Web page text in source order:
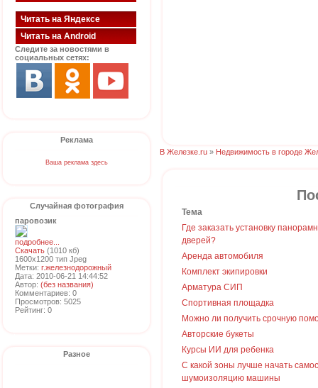
Читать на Яндексе
Читать на Android
Следите за новостями в
социальных сетях:
Реклама
Ваша реклама здесь
Случайная фотография
паровозик
подробнее...
Скачать (1010 кб)
1600x1200 тип Jpeg
Метки: г.железнодорожный
Дата: 2010-06-21 14:44:52
Автор: (без названия)
Комментариев: 0
Просмотров: 5025
Рейтинг: 0
Разное
В Железке.ru » Недвижимость в городе
Тема
Где заказать установку
дверей?
Аренда автомобиля
Комплект экипировки
Арматура СИП
Спортивная площадка
Можно ли получить срочную
Авторские букеты
Курсы ИИ для ребенка
С какой зоны лучше начать
шумоизоляцию машины